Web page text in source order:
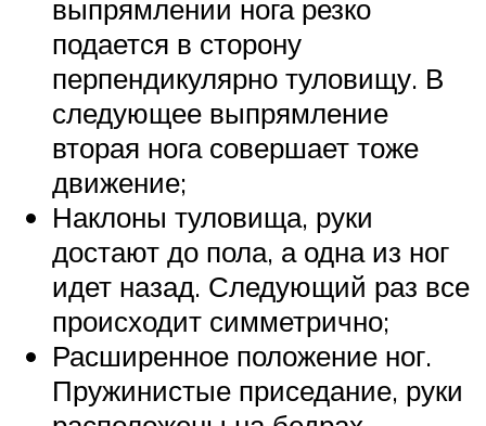
выпрямлении нога резко
подается в сторону
перпендикулярно туловищу. В
следующее выпрямление
вторая нога совершает тоже
движение;
Наклоны туловища, руки
достают до пола, а одна из ног
идет назад. Следующий раз все
происходит симметрично;
Расширенное положение ног.
Пружинистые приседание, руки